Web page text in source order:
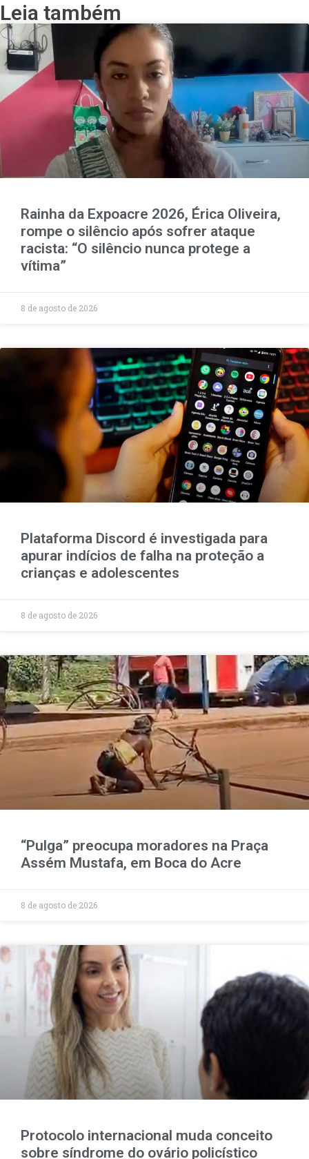
Leia também
Rainha da Expoacre 2026, Érica Oliveira,
rompe o silêncio após sofrer ataque
racista: “O silêncio nunca protege a
vítima”
8 de agosto de 2026
Plataforma Discord é investigada para
apurar indícios de falha na proteção a
crianças e adolescentes
8 de agosto de 2026
“Pulga” preocupa moradores na Praça
Assém Mustafa, em Boca do Acre
8 de agosto de 2026
Protocolo internacional muda conceito
sobre síndrome do ovário policístico